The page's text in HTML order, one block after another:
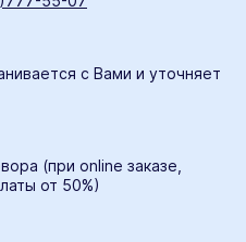
с Вами и уточняет
(при online заказе,
от 50%)